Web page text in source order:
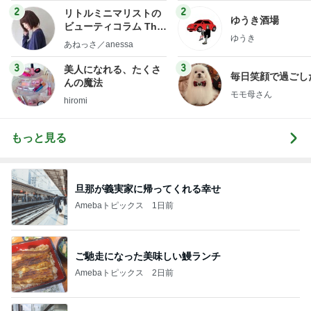
2
リトルミニマリストの
ビューティコラム The
little minimalist's bea
あねっさ／anessa
3
美人になれる、たくさ
んの魔法
hiromi
2
ゆうき酒場
ゆうき
3
毎日笑顔で過ごし
モモ母さん
もっと見る
旦那が義実家に帰ってくれる幸せ
Amebaトピックス 1日前
ご馳走になった美味しい鰻ランチ
Amebaトピックス 2日前